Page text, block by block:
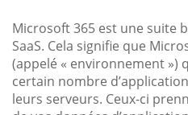
Microsoft 365 est une suite
SaaS. Cela signifie que
(appelé « environnement »)
certain nombre
leurs serveurs. Ceux-ci